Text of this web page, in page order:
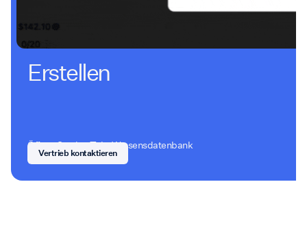
Erstellen
Öffnen Sie den Tab „Wissensdatenbank
Vertrieb kontaktieren